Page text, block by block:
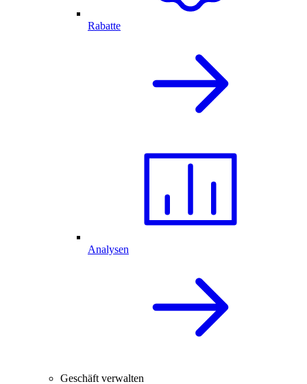
Rabatte
Analysen
Geschäft verwalten